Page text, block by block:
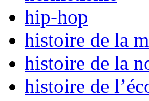
hip-hop
histoire de la
histoire de la
histoire de